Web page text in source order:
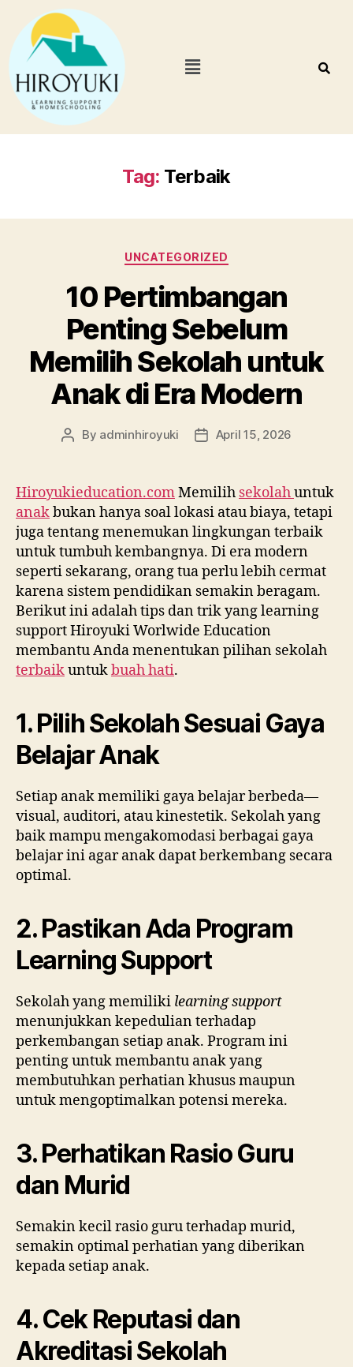
Tag: Terbaik
UNCATEGORIZED
10 Pertimbangan
Penting Sebelum
Memilih Sekolah untuk
Anak di Era Modern
By adminhiroyuki April 15, 2026
Hiroyukieducation.comMemilih sekolahuntuk
anakbukan hanya soal lokasi atau biaya, tetapi
juga tentang menemukan lingkungan terbaik
untuk tumbuh kembangnya. Di era modern
seperti sekarang, orang tua perlu lebih cermat
karena sistem pendidikan semakin beragam.
Berikut ini adalah tips dan trik yang learning
support Hiroyuki Worlwide Education
membantu Anda menentukan pilihan sekolah
terbaikuntukbuah hati.
1. Pilih Sekolah Sesuai Gaya
Belajar Anak
Setiap anak memiliki gaya belajar berbeda—
visual, auditori, atau kinestetik. Sekolah yang
baik mampu mengakomodasi berbagai gaya
belajar ini agar anak dapat berkembang secara
optimal.
2. Pastikan Ada Program
Learning Support
Sekolah yang memiliki learning support
menunjukkan kepedulian terhadap
perkembangan setiap anak. Program ini
penting untuk membantu anak yang
membutuhkan perhatian khusus maupun
untuk mengoptimalkan potensi mereka.
3. Perhatikan Rasio Guru
dan Murid
Semakin kecil rasio guru terhadap murid,
semakin optimal perhatian yang diberikan
kepada setiap anak.
4. Cek Reputasi dan
Akreditasi Sekolah